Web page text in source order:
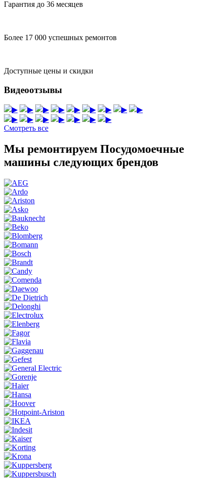
Гарантия до 36 месяцев
Более 17 000 успешных ремонтов
Доступные цены и скидки
Видеоотзывы
▶ ▶ ▶ ▶ ▶ ▶ ▶ ▶
▶
▶
▶ ▶ ▶ ▶ ▶
▶
Смотреть все
Мы ремонтируем Посудомоечные
машины следующих брендов